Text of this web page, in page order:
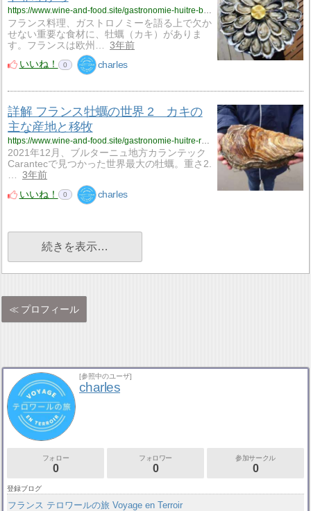
https://www.wine-and-food.site/gastronomie-huitre-base-000723/
フランス料理、ガストロノミーを語る上で欠か
せない重要な食材に、牡蠣（カキ）がありま
す。フランスは欧州…
3年前
いいね！
0 charles
詳解 フランス牡蠣の世界 2 カキの
主な産地と移牧
2021年12月、ブルターニュ地方カランテック
Carantecで見つかった世界最大の牡蠣。重さ2.
…
3年前
いいね！
0 charles
続きを表示…
プロフィール
[参照中のユーザ]
charles
フォロー
0
フォロワー
0
参加サークル
0
登録ブログ
フランス テロワールの旅 Voyage en Terroir